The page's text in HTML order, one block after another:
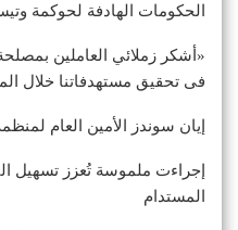
الحكومات الهادفة لحوكمة
«أشكر زملائي العاملين
فى تحقيق مستهدفاتنا خلال
إيان سوندز الأمين العام
إجراءت ملموسة تُعزز تسهيل
المستدام